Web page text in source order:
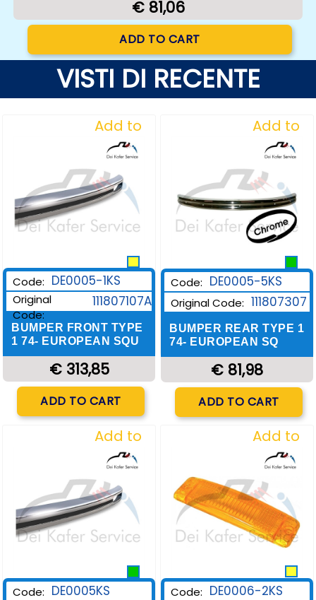
€ 81,06
Quantity
ADD TO CART
VISTI DI RECENTE
Add to
Wishlist
Code: DE0005-1KS
Original
Code:
111807107A
BUMPER FRONT TYPE
1 74- EUROPEAN SQU
€ 313,85
Quantity
ADD TO CART
Add to
Wishlist
Code: DE0005-5KS
Original Code: 111807307
BUMPER REAR TYPE 1
74- EUROPEAN SQ
€ 81,98
ADD TO CART
Add to
Wishlist
Code: DE0005KS
Add to
Wishlist
Code: DE0006-2KS